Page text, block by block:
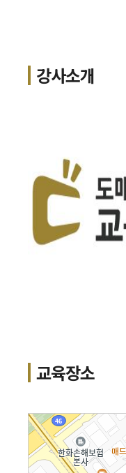
강사소개
교육장소